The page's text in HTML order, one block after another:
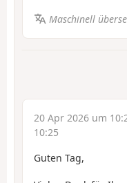
Maschinell
20 Apr 2026 um
10:25
Guten Tag,